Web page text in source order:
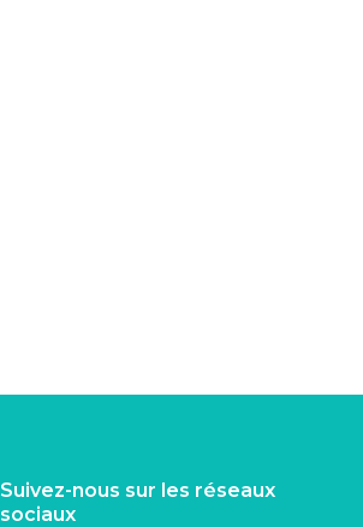
Suivez-nous sur les réseaux
sociaux